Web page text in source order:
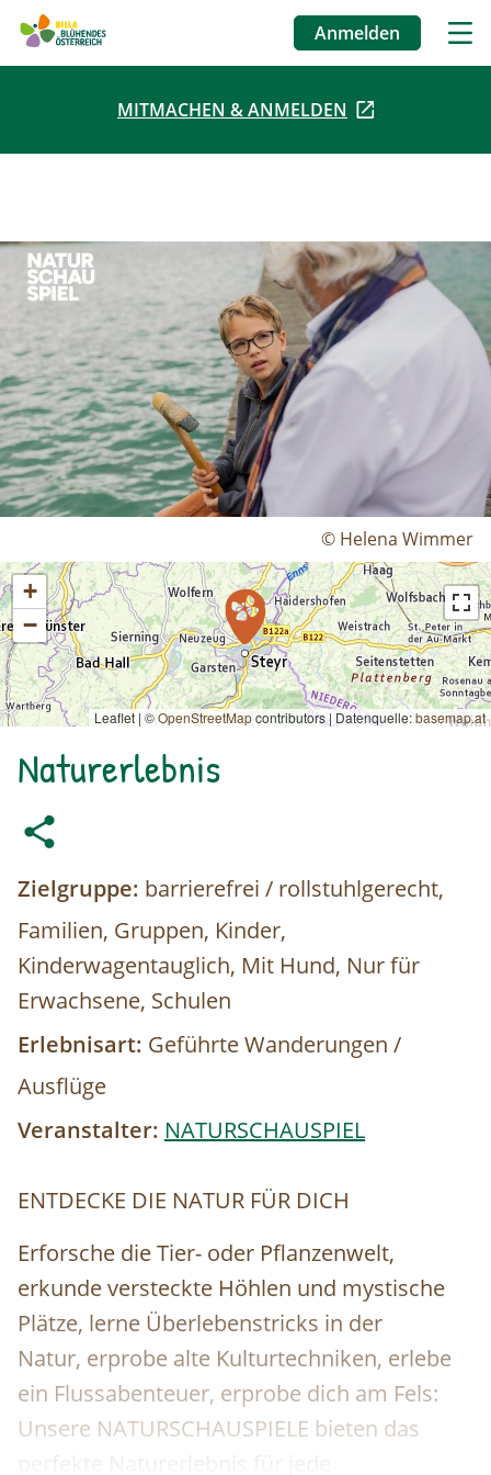
Direkt
Benutzermenü
Anmelden
MITMACHEN & ANMELDEN
© Helena Wimmer
+
−
Leaflet | ©OpenStreetMapcontributors| Datenquelle:basemap.at
Naturerlebnis
Zielgruppe: barrierefrei / rollstuhlgerecht,
Familien, Gruppen, Kinder,
Kinderwagentauglich, Mit Hund, Nur für
Erwachsene, Schulen
Erlebnisart: Geführte Wanderungen /
Ausflüge
Veranstalter: NATURSCHAUSPIEL
ENTDECKE DIE NATUR FÜR DICH
Erforsche die Tier- oder Pflanzenwelt,
erkunde versteckte Höhlen⁠ und mystische
Plätze, lerne Überlebenstricks in der
Natur,⁠ erprobe alte Kulturtechniken, erlebe
ein Flussabenteuer, erprobe dich am Fels:
Unsere NATURSCHAUSPIELE bieten das
perfekte Naturerlebnis für jede